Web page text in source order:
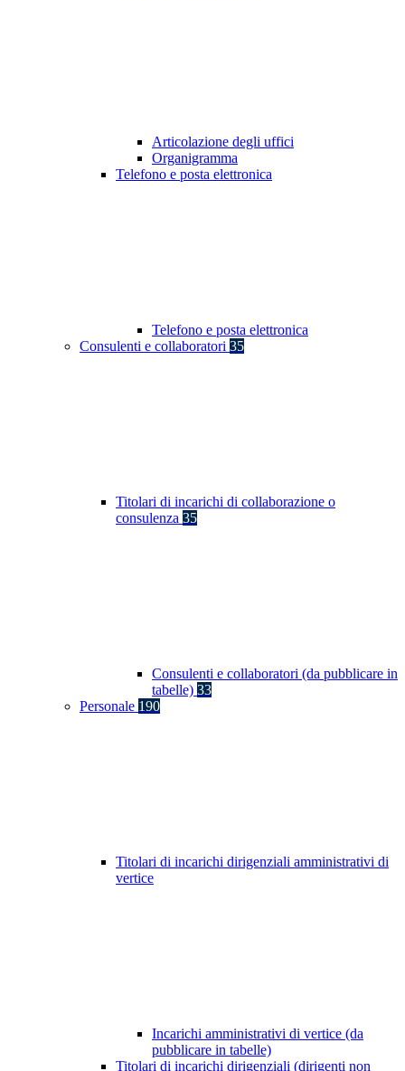
Articolazione degli uffici
Organigramma
Telefono e posta elettronica
Telefono e posta elettronica
Consulenti e collaboratori 35
Titolari di incarichi di collaborazione o
consulenza 35
Consulenti e collaboratori (da pubblicare in
tabelle) 33
Personale 190
Titolari di incarichi dirigenziali amministrativi di
vertice
Incarichi amministrativi di vertice (da
pubblicare in tabelle)
Titolari di incarichi dirigenziali (dirigenti non